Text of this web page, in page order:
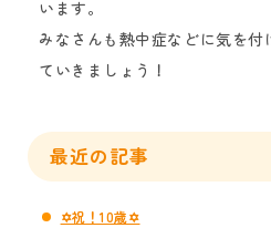
います。
みなさんも熱中症などに気を付
ていきましょう！
最近の記事
✡祝！10歳✡